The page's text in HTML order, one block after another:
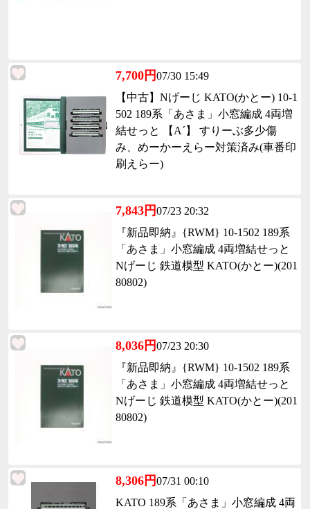
7,700円07/30 15:49
【中古】Nげーじ KATO(かとー) 10-1
502 189系「あさま」小窓編成 4両増
結せっと 【A´】 すりーぶ多少傷
み、めーかーえらー対策済み(車番印
刷えらー)
7,843円07/23 20:32
『新品即納』{RWM} 10-1502 189系
「あさま」小窓編成 4両増結せっと
Nげーじ 鉄道模型 KATO(かとー)(201
80802)
8,036円07/23 20:30
『新品即納』{RWM} 10-1502 189系
「あさま」小窓編成 4両増結せっと
Nげーじ 鉄道模型 KATO(かとー)(201
80802)
8,306円07/31 00:10
KATO 189系「あさま」小窓編成 4両